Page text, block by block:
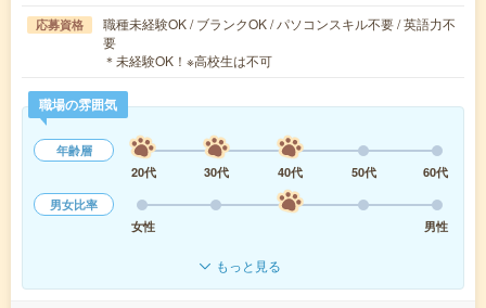
応募資格
職種未経験OK / ブランクOK / パソコンスキル不要 / 英語力不
要
＊未経験OK！※高校生は不可
職場の雰囲気
年齢層
20代
30代 40代 50代
60代
男女比率
女性
男性
もっと見る